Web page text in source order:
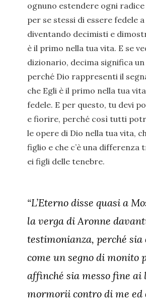
ognuno estendere ogni
per se stessi di essere fedele a
diventando decimisti e
è il primo nella tua vita. E se
dizionario, decima significa
perché Dio rappresenti il
che Egli è il primo nella tua
fedele. E per questo, tu devi
e fiorire, perché così tutti
le opere di Dio nella tua vita,
figlio e che c’è una differenza
ei figli delle tenebre.
“L’Eterno disse quasi a
la verga di Aronne
testimonianza, perché sia
come un segno di monito
affinché sia messo fine ai
mormorii contro di me ed